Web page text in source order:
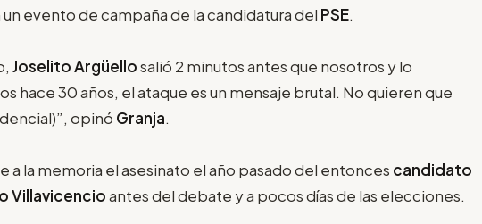
evento de campaña de la candidatura del PSE.
Joselito Argüellosalió 2 minutos antes que nosotros y lo
hace 30 años, el ataque es un mensaje brutal. No quieren que
opinó Granja.
a la memoria el asesinato el año pasado del entonces candidato
Villavicencioantes del debate y a pocos días de las elecciones.